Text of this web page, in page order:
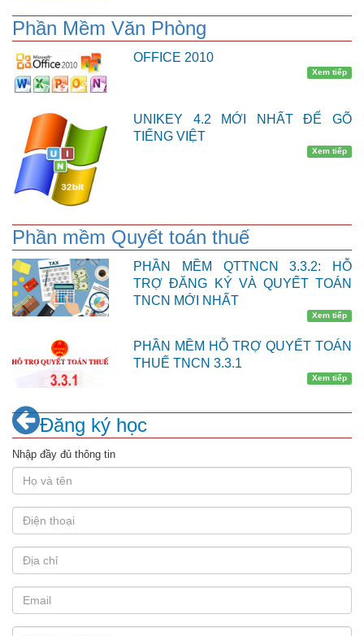
Phần Mềm Văn Phòng
OFFICE 2010
Xem tiếp
UNIKEY 4.2 MỚI NHẤT ĐỂ GÕ
TIẾNG VIỆT
Xem tiếp
Phần mềm Quyết toán thuế
PHẦN MỀM QTTNCN 3.3.2: HỖ
TRỢ ĐĂNG KÝ VÀ QUYẾT TOÁN
TNCN MỚI NHẤT
Xem tiếp
PHẦN MỀM HỖ TRỢ QUYẾT TOÁN
THUẾ TNCN 3.3.1
Xem tiếp
Đăng ký học
Nhập đầy đủ thông tin